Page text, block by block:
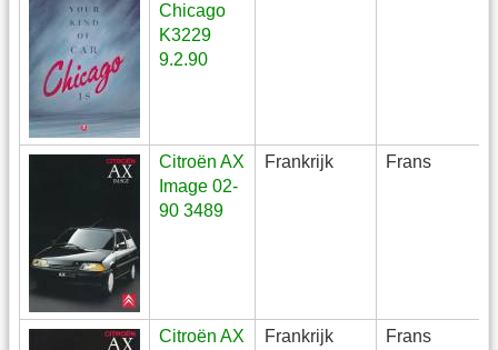
Chicago
K3229
9.2.90
Citroën AX
Image 02-
90 3489
Frankrijk Frans
Citroën AX
Frankrijk Frans